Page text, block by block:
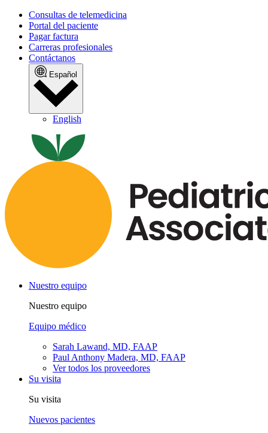
Consultas de telemedicina
Portal del paciente
Pagar factura
Carreras profesionales
Contáctanos
Español
English
Nuestro equipo
Nuestro equipo
Equipo médico
Sarah Lawand, MD, FAAP
Paul Anthony Madera, MD, FAAP
Ver todos los proveedores
Su visita
Su visita
Nuevos pacientes